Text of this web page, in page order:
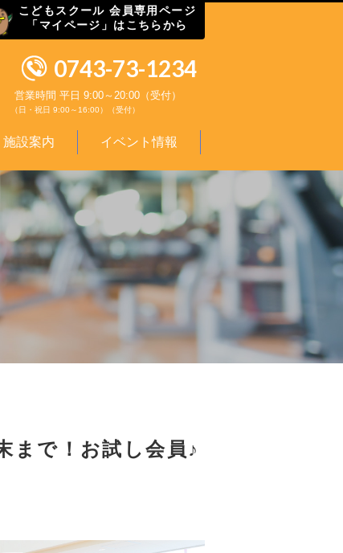
こどもスクール 会員専用ページ
「マイページ」はこちらから
0743-73-1234
営業時間 平日 9:00～20:00（受付）
（日・祝日 9:00～16:00）（受付）
施設案内 イベント情報
まで！お試し会員♪